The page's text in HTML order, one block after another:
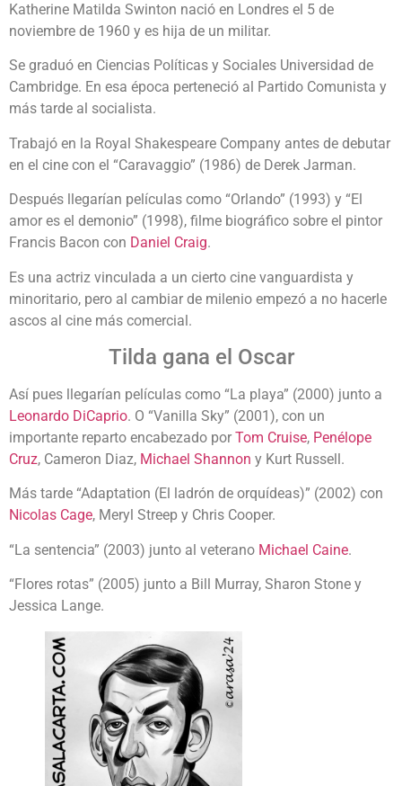
Katherine Matilda Swinton nació en Londres el 5 de
noviembre de 1960 y es hija de un militar.
Se graduó en Ciencias Políticas y Sociales Universidad de
Cambridge. En esa época perteneció al Partido Comunista y
más tarde al socialista.
Trabajó en la Royal Shakespeare Company antes de debutar
en el cine con el “Caravaggio” (1986) de Derek Jarman.
Después llegarían películas como “Orlando” (1993) y “El
amor es el demonio” (1998), filme biográfico sobre el pintor
Francis Bacon con Daniel Craig.
Es una actriz vinculada a un cierto cine vanguardista y
minoritario, pero al cambiar de milenio empezó a no hacerle
ascos al cine más comercial.
Tilda gana el Oscar
Así pues llegarían películas como “La playa” (2000) junto a
Leonardo DiCaprio. O “Vanilla Sky” (2001), con un
importante reparto encabezado por Tom Cruise, Penélope
Cruz, Cameron Diaz, Michael Shannon y Kurt Russell.
Más tarde “Adaptation (El ladrón de orquídeas)” (2002) con
Nicolas Cage, Meryl Streep y Chris Cooper.
“La sentencia” (2003) junto al veterano Michael Caine.
“Flores rotas” (2005) junto a Bill Murray, Sharon Stone y
Jessica Lange.